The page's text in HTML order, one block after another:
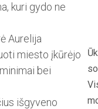
kuri gydo ne
Aurelija
miesto įkūrėjo
bei
išgyveno